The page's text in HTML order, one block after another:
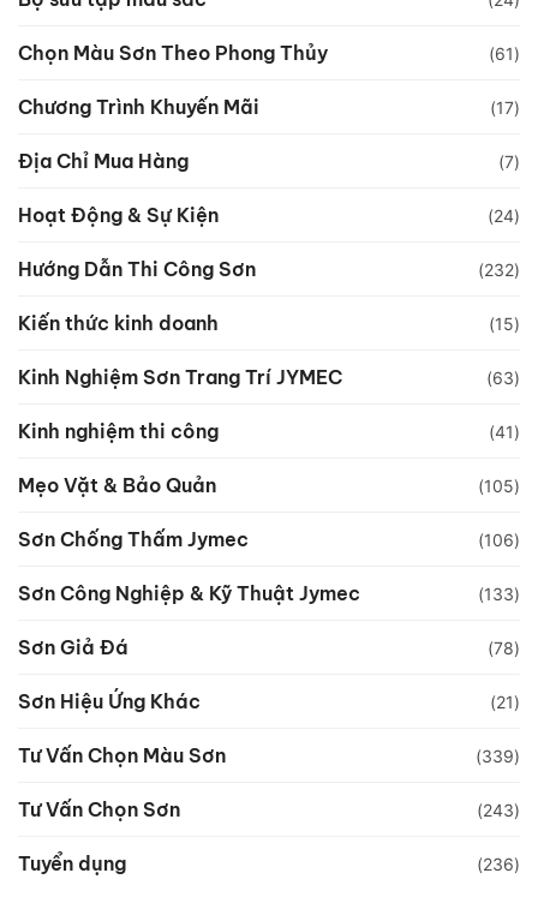
Chọn Màu Sơn Theo Phong Thủy (61)
Chương Trình Khuyến Mãi (17)
Địa Chỉ Mua Hàng (7)
Hoạt Động & Sự Kiện (24)
Hướng Dẫn Thi Công Sơn (232)
Kiến thức kinh doanh (15)
Kinh Nghiệm Sơn Trang Trí JYMEC (63)
Kinh nghiệm thi công (41)
Mẹo Vặt & Bảo Quản (105)
Sơn Chống Thấm Jymec (106)
Sơn Công Nghiệp & Kỹ Thuật Jymec (133)
Sơn Giả Đá (78)
Sơn Hiệu Ứng Khác (21)
Tư Vấn Chọn Màu Sơn (339)
Tư Vấn Chọn Sơn (243)
Tuyển dụng (236)